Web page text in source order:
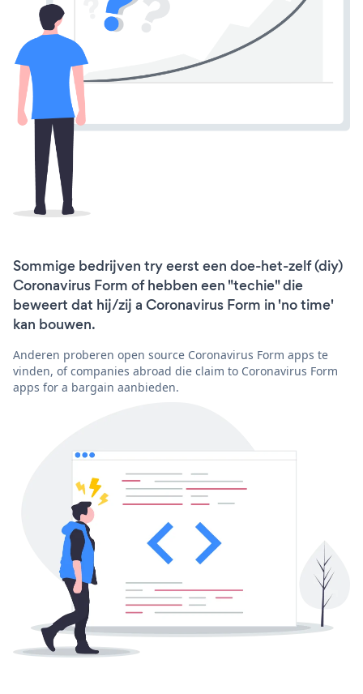
Sommige bedrijven try eerst een doe-het-zelf (diy)
Coronavirus Form of hebben een "techie" die
beweert dat hij/zij a Coronavirus Form in 'no time'
kan bouwen.
Anderen proberen open source Coronavirus Form apps te
vinden, of companies abroad die claim to Coronavirus Form
apps for a bargain aanbieden.